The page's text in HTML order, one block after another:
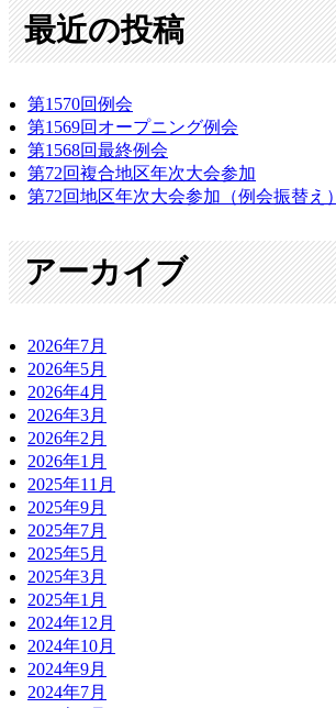
最近の投稿
第1570回例会
第1569回オープニング例会
第1568回最終例会
第72回複合地区年次大会参加
第72回地区年次大会参加（例会振替え）
アーカイブ
2026年7月
2026年5月
2026年4月
2026年3月
2026年2月
2026年1月
2025年11月
2025年9月
2025年7月
2025年5月
2025年3月
2025年1月
2024年12月
2024年10月
2024年9月
2024年7月